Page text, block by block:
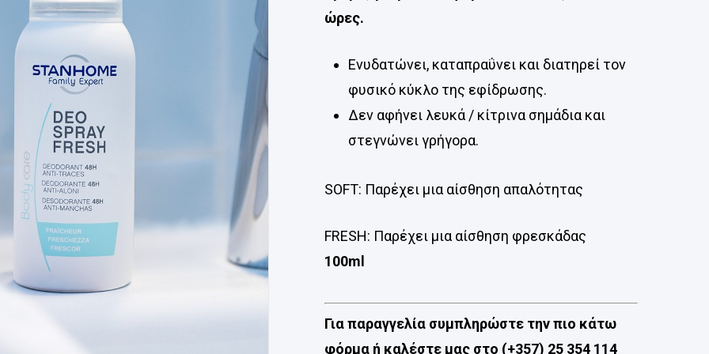
ώρες.
Ενυδατώνει, καταπραΰνει και διατηρεί τον
φυσικό κύκλο της εφίδρωσης.
Δεν αφήνει λευκά / κίτρινα σημάδια και
στεγνώνει γρήγορα.
SOFT: Παρέχει μια αίσθηση απαλότητας
FRESH: Παρέχει μια αίσθηση φρεσκάδας
100ml
Για παραγγελία συμπληρώστε την πιο κάτω
φόρμα ή καλέστε μας στο (+357) 25 354 114